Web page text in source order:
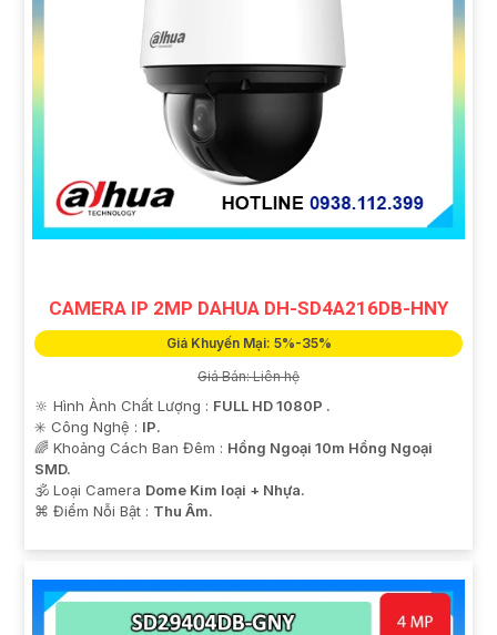
CAMERA IP 2MP DAHUA DH-SD4A216DB-HNY
Giá Khuyến Mại: 5%-35%
Giá Bán: Liên hệ
🔆 Hình Ành Chất Lượng : FULL HD 1080P .
✳️ Công Nghệ : IP.
🌈 Khoảng Cách Ban Đêm : Hồng Ngoại 10m Hồng Ngoại
SMD.
🕉️ Loại Camera Dome Kim loại + Nhựa.
️⌘ Điểm Nỗi Bật : Thu Âm.